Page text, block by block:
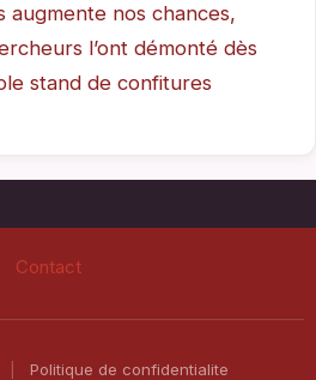
augmente nos chances,
l’ont démonté dès
stand de confitures
Contact
Politique de confidentialite